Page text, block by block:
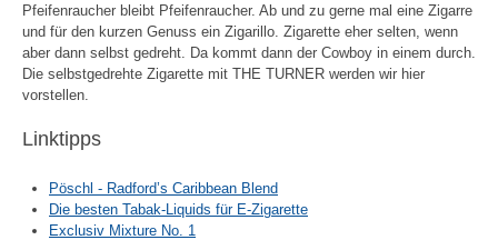
Pfeifenraucher bleibt Pfeifenraucher. Ab und zu gerne mal eine Zigarre
und für den kurzen Genuss ein Zigarillo. Zigarette eher selten, wenn
aber dann selbst gedreht. Da kommt dann der Cowboy in einem durch.
Die selbstgedrehte Zigarette mit THE TURNER werden wir hier
vorstellen.
Linktipps
Pöschl - Radford’s Caribbean Blend
Die besten Tabak-Liquids für E-Zigarette
Exclusiv Mixture No. 1